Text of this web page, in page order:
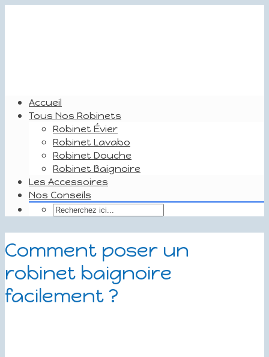
Accueil
Tous Nos Robinets
Robinet Évier
Robinet Lavabo
Robinet Douche
Robinet Baignoire
Les Accessoires
Nos Conseils
Comment poser un
robinet baignoire
facilement ?